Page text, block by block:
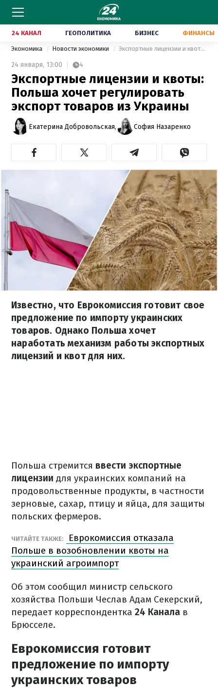
24 КАНАЛ ГЕОПОЛИТИКА БИЗНЕС ФИНАНСЫ
Экономика Новости экономики Экспортные лицензии и квоты: Польша хочет регулировать экспорт товаров из Украины
24 января, 13:00 4
Экспортные лицензии и квоты:
Польша хочет регулировать
экспорт товаров из Украины
Екатерина Добровольская, София Назаренко
Известно, что Еврокомиссия готовит свое
предложение по импорту украинских
товаров. Однако Польша хочет
наработать механизм работы экспортных
лицензий и квот для них.
Польша стремится ввести экспортные
лицензии для украинских компаний на
продовольственные продукты, в частности
зерновые, сахар, птицу и яйца, для защиты
польских фермеров.
ЧИТАЙТЕ ТАКЖЕ:
Еврокомиссия отказала
Польше в возобновлении квоты на
украинский агроимпорт
Об этом сообщил министр сельского
хозяйства Польши Чеслав Адам Секерский,
передает корреспондентка 24 Канала в
Брюсселе.
Еврокомиссия готовит
предложение по импорту
украинских товаров